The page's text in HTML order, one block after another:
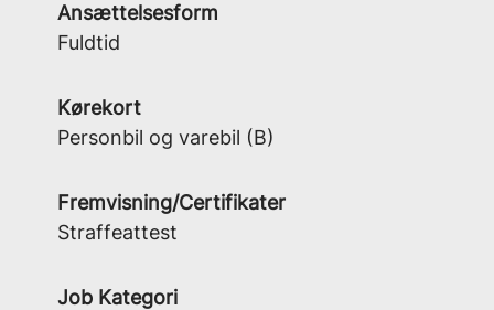
Ansættelsesform
Fuldtid
Kørekort
Personbil og varebil (B)
Fremvisning/Certifikater
Straffeattest
Job Kategori